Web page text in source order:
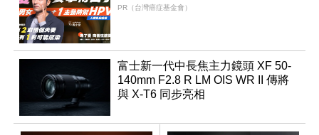
PR（台灣癌症基金會）
富士新一代中長焦主力鏡頭 XF 50-
140mm F2.8 R LM OIS WR II 傳將
與 X-T6 同步亮相